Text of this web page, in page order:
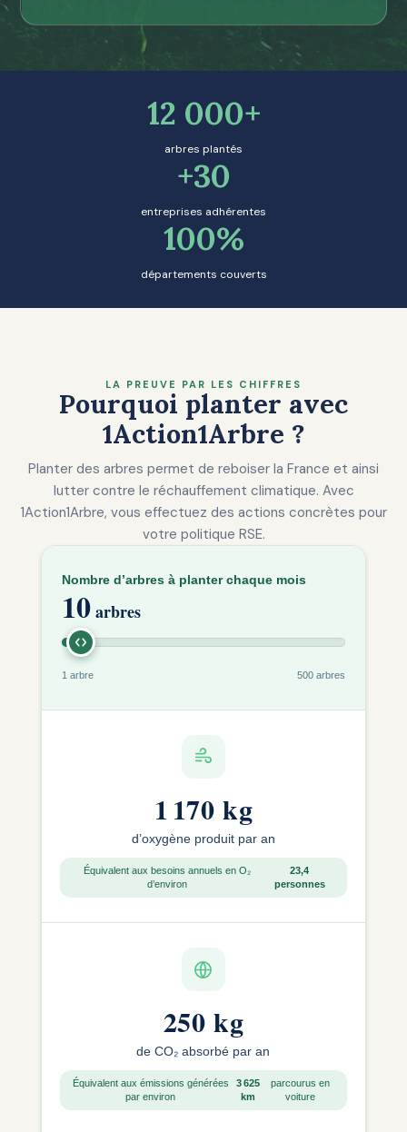
12 000+
arbres plantés
+30
entreprises adhérentes
100%
départements couverts
LA PREUVE PAR LES CHIFFRES
Pourquoi planter avec
1Action1Arbre ?
Planter des arbres permet de reboiser la France et ainsi
lutter contre le réchauffement climatique. Avec
1Action1Arbre, vous effectuez des actions concrètes pour
votre politique RSE.
Nombre d’arbres à planter chaque mois
10arbres
1 arbre 500 arbres
1 170 kg
d’oxygène produit par an
Équivalent aux besoins annuels en O₂
d’environ
23,4
personnes
250 kg
de CO₂ absorbé par an
Équivalent aux émissions générées
par environ
3 625
km
parcourus en
voiture